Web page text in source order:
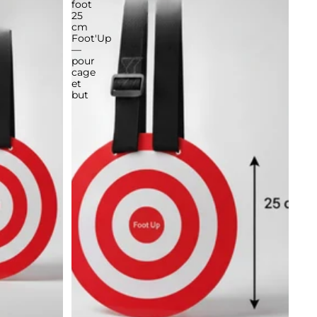
foot
25
cm
Foot'Up
—
pour
cage
et
but